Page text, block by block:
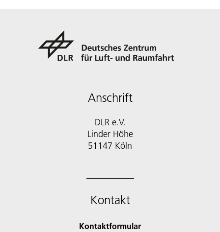
Anschrift
DLR e.V.
Linder Höhe
51147 Köln
Kontakt
Kontaktformular